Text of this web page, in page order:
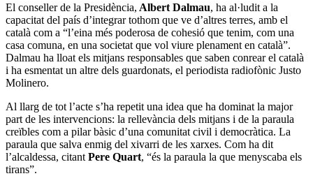
El conseller de la Presidència, Albert Dalmau, ha al·ludit a la
capacitat del país d’integrar tothom que ve d’altres terres, amb el
català com a “l’eina més poderosa de cohesió que tenim, com una
casa comuna, en una societat que vol viure plenament en català”.
Dalmau ha lloat els mitjans responsables que saben conrear el català
i ha esmentat un altre dels guardonats, el periodista radiofònic Justo
Molinero.
Al llarg de tot l’acte s’ha repetit una idea que ha dominat la major
part de les intervencions: la rellevància dels mitjans i de la paraula
creïbles com a pilar bàsic d’una comunitat civil i democràtica. La
paraula que salva enmig del xivarri de les xarxes. Com ha dit
l’alcaldessa, citant Pere Quart, “és la paraula la que menyscaba els
tirans”.